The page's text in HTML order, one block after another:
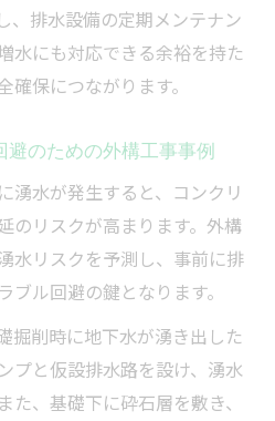
、排水設備の定期メンテナン
水にも対応できる余裕を持た
保につながります。
のための外構工事事例
湧水が発生すると、コンクリ
のリスクが高まります。外構
水リスクを予測し、事前に排
ル回避の鍵となります。
掘削時に地下水が湧き出した
プと仮設排水路を設け、湧水
、基礎下に砕石層を敷き、